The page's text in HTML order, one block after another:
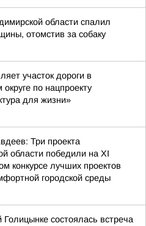
области спалил
отомстив за собаку
участок дороги в
по нацпроекту
для жизни»
Три проекта
области победили на XI
конкурсе лучших проектов
городской среды
Голицынке состоялась встреча